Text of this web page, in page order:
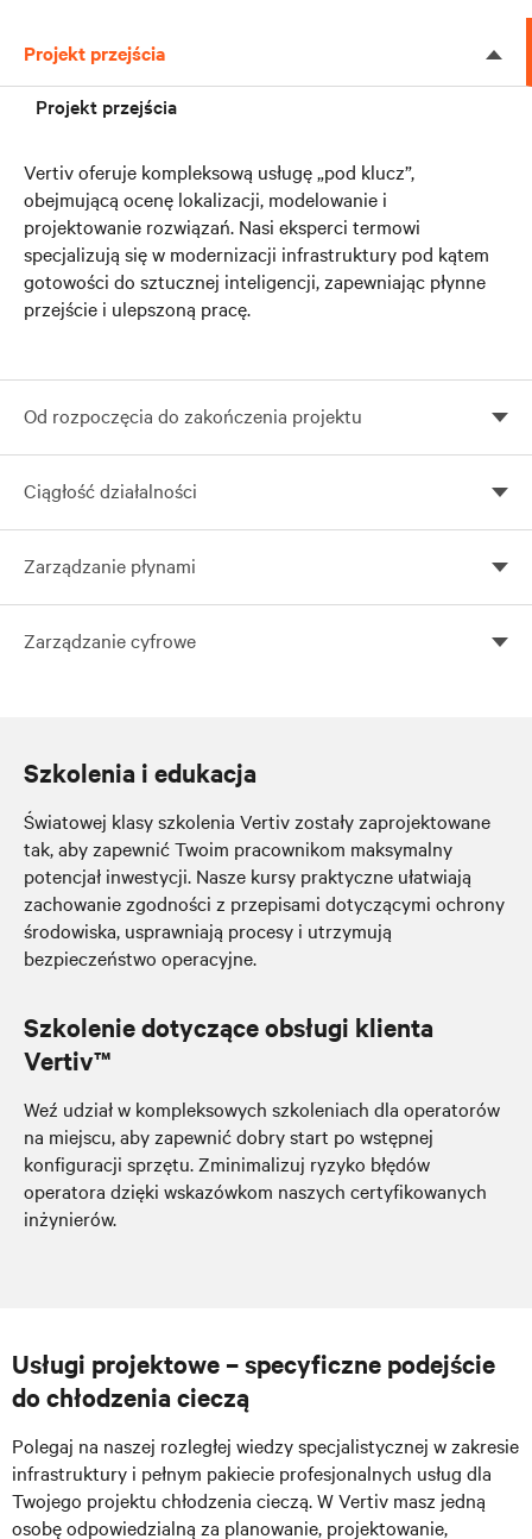
Projekt przejścia
Projekt przejścia
Vertiv oferuje kompleksową usługę „pod klucz”,
obejmującą ocenę lokalizacji, modelowanie i
projektowanie rozwiązań. Nasi eksperci termowi
specjalizują się w modernizacji infrastruktury pod kątem
gotowości do sztucznej inteligencji, zapewniając płynne
przejście i ulepszoną pracę.
Od rozpoczęcia do zakończenia projektu
Ciągłość działalności
Zarządzanie płynami
Zarządzanie cyfrowe
Szkolenia i edukacja
Światowej klasy szkolenia Vertiv zostały zaprojektowane
tak, aby zapewnić Twoim pracownikom maksymalny
potencjał inwestycji. Nasze kursy praktyczne ułatwiają
zachowanie zgodności z przepisami dotyczącymi ochrony
środowiska, usprawniają procesy i utrzymują
bezpieczeństwo operacyjne.
Szkolenie dotyczące obsługi klienta
Vertiv™
Weź udział w kompleksowych szkoleniach dla operatorów
na miejscu, aby zapewnić dobry start po wstępnej
konfiguracji sprzętu. Zminimalizuj ryzyko błędów
operatora dzięki wskazówkom naszych certyfikowanych
inżynierów.
Usługi projektowe – specyficzne podejście
do chłodzenia cieczą
Polegaj na naszej rozległej wiedzy specjalistycznej w zakresie
infrastruktury i pełnym pakiecie profesjonalnych usług dla
Twojego projektu chłodzenia cieczą. W Vertiv masz jedną
osobę odpowiedzialną za planowanie, projektowanie,